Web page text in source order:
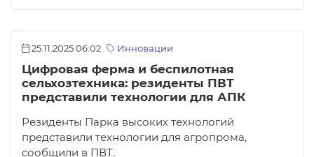
25.11.2025 06:02 Инновации
Цифровая ферма и беспилотная
сельхозтехника: резиденты ПВТ
представили технологии для АПК
Резиденты Парка высоких технологий
представили технологии для агропрома,
сообщили в ПВТ.